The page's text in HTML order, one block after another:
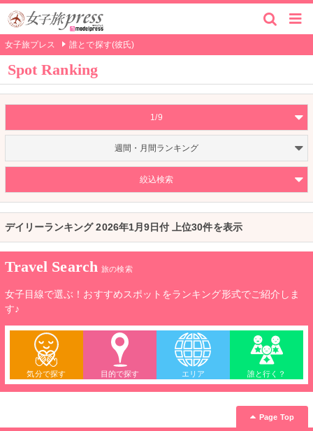
女子旅プレス 誰とで探す(彼氏)
Spot Ranking
1/9
週間・月間ランキング
絞込検索
デイリーランキング 2026年1月9日付 上位30件を表示
Travel Search 旅の検索
女子目線で選ぶ！おすすめスポットをランキング形式でご紹介しま
す♪
気分で探す 目的で探す エリア 誰と行く？
Page Top